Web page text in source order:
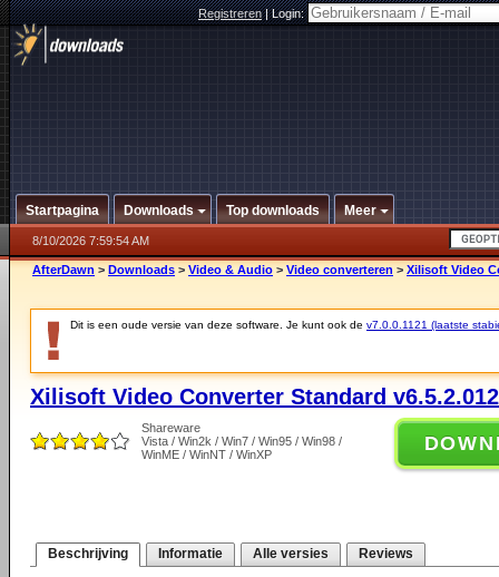
Registreren|Login:
Startpagina Downloads Top downloads Meer
8/10/2026 7:59:54 AM
AfterDawn > Downloads > Video & Audio > Video converteren > Xilisoft Video
Dit is een oude versie van deze software. Je kunt ook de v7.0.0.1121 (laatste
Xilisoft Video Converter Standard
Shareware
Vista / Win2k / Win7 / Win95 / Win98 /
WinME / WinNT / WinXP
Beschrijving Informatie Alle versies Reviews